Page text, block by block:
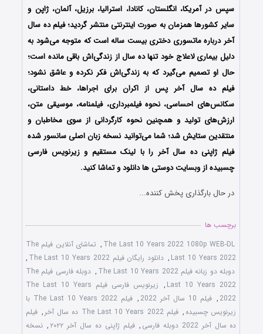
سپس در آمریکا، انگلستان، کانادا، استرالیا، برزیل، آلمان، ژاپن و
سایر کشورها همزمان به صورت اینترنتی منتشر گردید؛ فیلم ده سال
آخر درباره ماتسوری دختری بیست ساله است که متوجه می‌شود به
دلیل بیماری لاعلاج خود تنها ده سال از زندگی‌اش باقی مانده است؛
حال او تصمیم می‌گیرد که به زندگی‌اش فکر نکرده و عاشق نشود؛
فیلم ده سال آخر پس از اکران برای اجراها، خط داستانی،
سکانس‌های احساسی، نحوه فیلمبرداری، فیلمنامه، موسیقی متن،
ارزش‌های تولید و همچنین نحوه کارگردانی از سوی مخاطبان و
منتقدین ستایش شد؛ شما می‌توانید نسخه زبان اصلی سانسور شده
فیلم ژاپنی ده سال آخر را با ‌لینک مستقیم و زیرنویس فارسی
چسبیده از وبسایت دوستی ها دانلود و تماشا کنید.
در حال بارگذاری پخش کننده...
برچسب ها
The Last 10 Years 2022 1080p WEB-DL
,
تماشای آنلاین فیلم The
Last 10 Years 2022
, دانلود رایگان فیلم The Last 10 Years 2022
,
دوبله دو زبانه فیلم The Last 10 Years 2022
,
دوبله فارسی فیلم The
Last 10 Years 2022
,
زیرنویس فارسی فیلم The Last 10 Years
2022
, فیلم 10 سال آخر 2022 ,
فیلم The Last 10 Years 2022 با
زیرنویس چسبیده , فیلم The Last 10 Years 2022 ده سال آخر , فیلم
ده سال آخر 2022 دوبله فارسی
, فیلم ژاپنی ده سال آخر ۲۰۲۲ , نسخه